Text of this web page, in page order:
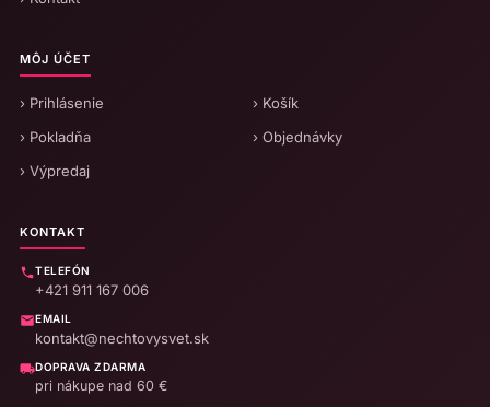
MÔJ ÚČET
› Prihlásenie
› Košík
› Pokladňa
› Objednávky
› Výpredaj
KONTAKT
TELEFÓN
+421 911 167 006
EMAIL
kontakt@nechtovysvet.sk
DOPRAVA ZDARMA
pri nákupe nad 60 €